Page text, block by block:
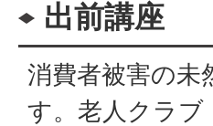
出前講座
消費者被害の未
す。老人クラブ